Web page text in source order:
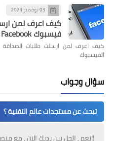
03 نوفمبر 2021
كيف اعرف لمن
فيسبوك Facebook
الفيسبوك
سؤال وجواب
تبحث عن مستجدات عالم التقنية ؟
!!نعم , الحل بين يديك الان ، مع